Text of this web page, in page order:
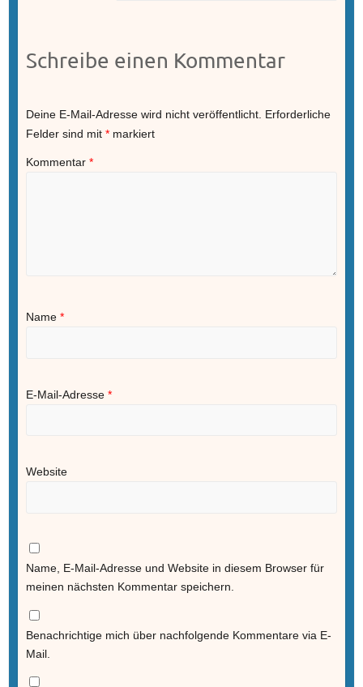
Schreibe einen Kommentar
Deine E-Mail-Adresse wird nicht veröffentlicht. Erforderliche
Felder sind mit *markiert
Kommentar *
Name *
E-Mail-Adresse *
Website
Name, E-Mail-Adresse und Website in diesem Browser für
meinen nächsten Kommentar speichern.
Benachrichtige mich über nachfolgende Kommentare via E-
Mail.